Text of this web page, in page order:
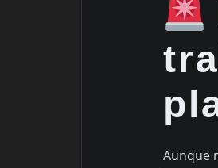
Aunque